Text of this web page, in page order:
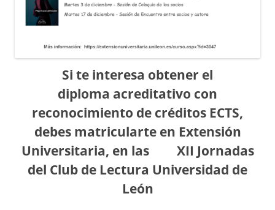
Si te interesa obtener el
diploma acreditativo con
reconocimiento de créditos ECTS,
debes matricularte en Extensión
Universitaria, en las XII Jornadas
del Club de Lectura Universidad de
León